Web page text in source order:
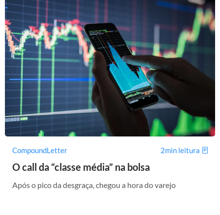
CompoundLetter 2min leitura
O call da “classe média” na bolsa
Após o pico da desgraça, chegou a hora do varejo